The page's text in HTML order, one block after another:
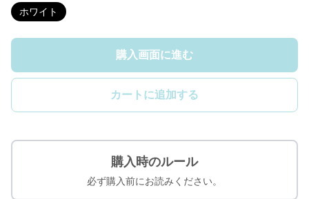
ホワイト
購入画面に進む
カートに追加する
購入時のルール
必ず購入前にお読みください。